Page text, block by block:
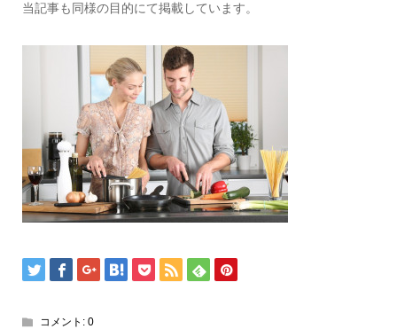
当記事も同様の目的にて掲載しています。
コメント: 0